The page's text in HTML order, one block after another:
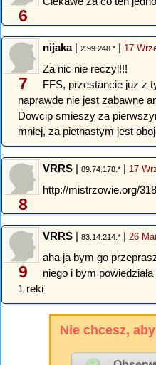
6
7
nijaka| 2.99.248.* | 17
Za nic nie reczyl!!!
FFS, przestancie juz z
naprawde nie jest zabawne
Dowcip smieszy za
mniej, za pietnastym jest
8
VRRS | 89.74.178.* | 17
http://mistrzowie.org/
9
VRRS | 83.14.214.* | 26
aha ja bym go
niego i bym
1 reki
Nie chcesz,